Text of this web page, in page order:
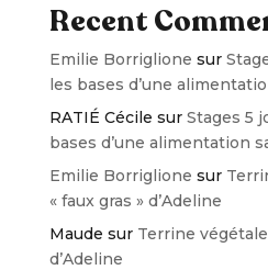
Recent
Emilie Borriglione sur
les bases d’une
RATIÉ Cécile sur Stages 5
bases d’une alimentation
Emilie Borriglione sur
« faux gras » d’Adeline
Maude sur Terrine
d’Adeline